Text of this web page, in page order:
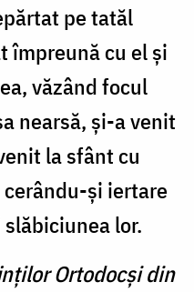
pe tatăl
împreună cu el şi
văzând focul
nearsă, şi-a venit
la sfânt cu
şi iertare
lor.
Ortodocşi din